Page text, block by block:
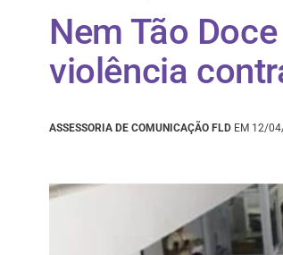
Nem Tão
violência
ASSESSORIA DE COMUNICAÇÃO FLD EM 12/